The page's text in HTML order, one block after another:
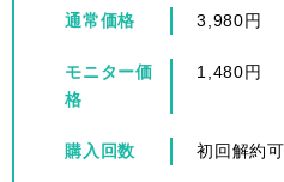
通常価格 3,980円
モニター価
格
1,480円
購入回数 初回解約